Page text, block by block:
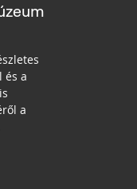
és a
a